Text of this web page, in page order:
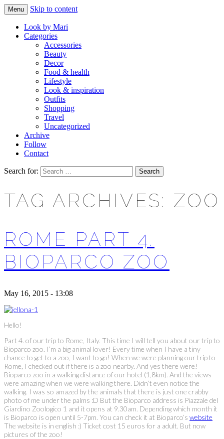
LOOK BY MARI
Makeup & beauty blog
Menu Skip to content
Look by Mari
Categories
Accessories
Beauty
Decor
Food & health
Lifestyle
Look & inspiration
Outfits
Shopping
Travel
Uncategorized
Archive
Follow
Contact
Search for:
TAG ARCHIVES: ZOO
ROME PART 4.
BIOPARCO ZOO
May 16, 2015 - 13:08
Hello!
Part 4. of our trip to Rome, Italy. This time I will tell you about our trip to
Bioparco zoo. I’m a big animal lover! Every time when I have a tiny
chance to get to a zoo, I want to go! When we were planning our trip to
Rome, I checked out if there is a zoo nearby. And yes there were!
Bioparco zoo in a walking distance of our hotel (1,8km). And the views
were amazing when we were walking there. Didn’t even notice the
walking. I was so amazed by the animals that there is just one crabby
photo of me under the palms :D But the Bioparco address is Piazzale del
Giardino Zoologico 1 and it opens at 9.30am. Depending which month it
is Bioparco is open until 5-7pm. You can check it at Bioparco’s website
The website is in english :) Ticket cost 15 euros for a adult. But now
pictures of the zoo!